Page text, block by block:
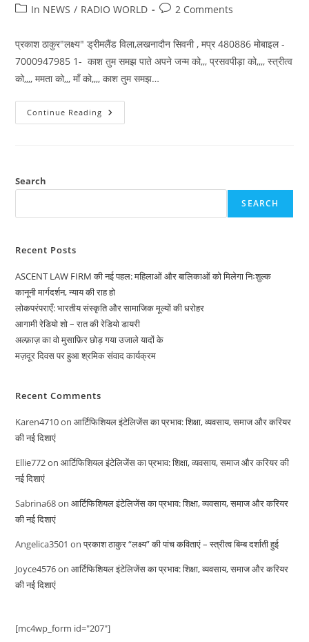
author:
published:
PostIn NEWS / RADIO WORLD
Post2 Comments
प्रकाश ठाकुर"लक्ष्य" ड्रीमलैंड विला,लखनादौन सिवनी , मप्र 480886 मोबाइल -
7000947985 1- काश तुम समझ पाते अपने जन्म को,,, प्रसवपीड़ा को,,,, स्त्रीत्व
को,,,, ममता को,,, माँ को,,,, काश तुम समझ…
Continue Reading प्रकाश
ठाकुर
बिम्ब
Search
SEARCH
Recent Posts
ASCENT LAW FIRM की नई पहल: महिलाओं और बालिकाओं को मिलेगा निःशुल्क
कानूनी मार्गदर्शन, न्याय की राह हो
लोकपरंपराएँ: भारतीय संस्कृति और सामाजिक मूल्यों की धरोहर
आगामी रेडियो शो – रात की रेडियो डायरी
अल्फ़ाज़ का वो मुसाफ़िर छोड़ गया उजाले यादों के
मज़दूर दिवस पर हुआ श्रमिक संवाद कार्यक्रम
Recent Comments
Karen4710onआर्टिफिशियल इंटेलिजेंस का प्रभाव: शिक्षा, व्यवसाय, समाज और करियर
की नई दिशाएं
Ellie772onआर्टिफिशियल इंटेलिजेंस का प्रभाव: शिक्षा, व्यवसाय, समाज और करियर की
नई दिशाएं
Sabrina68onआर्टिफिशियल इंटेलिजेंस का प्रभाव: शिक्षा, व्यवसाय, समाज और करियर
की नई दिशाएं
Angelica3501 onप्रकाश ठाकुर “लक्ष्य” की पांच कविताएं – स्त्रीत्व बिम्ब दर्शाती हुई
Joyce4576onआर्टिफिशियल इंटेलिजेंस का प्रभाव: शिक्षा, व्यवसाय, समाज और करियर
की नई दिशाएं
[mc4wp_form id="207"]